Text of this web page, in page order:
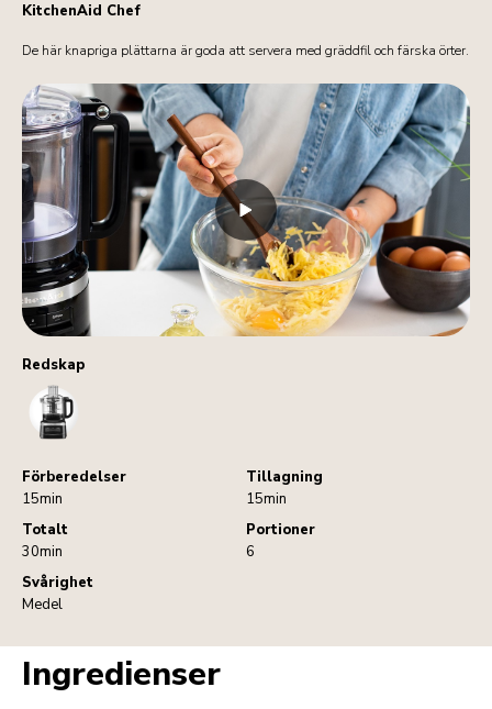
Redskap
FoodProcessor
Förberedelser
15min
Tillagning
15min
Totalt
30min
Portioner
6
Svårighet
Medel
KitchenAid Chef
De här knapriga plättarna är goda att servera med gräddfil och färska örter.
Ingredienser